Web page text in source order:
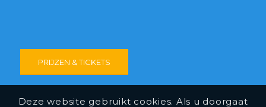
PRIJZEN & TICKETS
Deze website gebruikt cookies. Als u doorgaat